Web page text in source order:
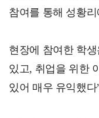
참여를 통해 성황
현장에 참여한 학
있고, 취업을 위한
있어 매우 유익했